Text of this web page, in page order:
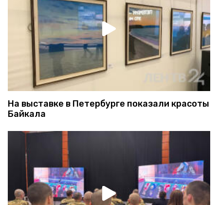
На выставке в Петербурге показали красоты
Байкала